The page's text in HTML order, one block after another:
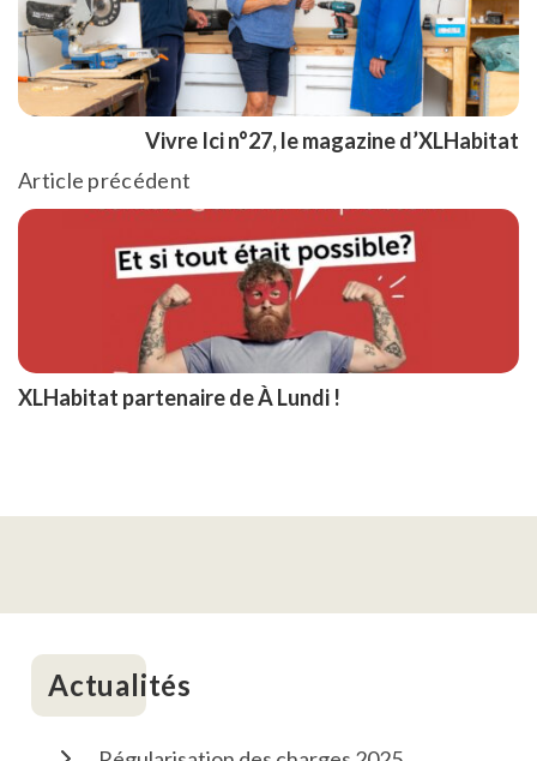
Article précédent
XLHabitat partenaire de À Lundi !
Vivre Ici n°27, le magazine d’XLHabitat
Actualités